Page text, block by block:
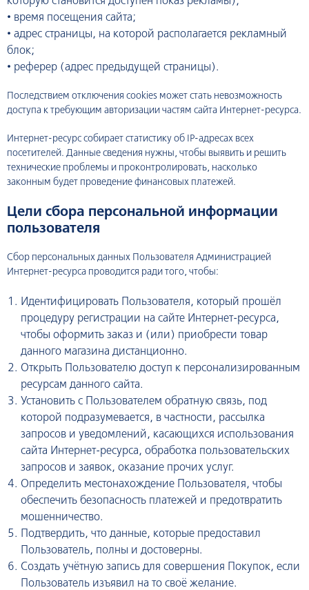
• время посещения сайта;
• адрес страницы, на которой располагается рекламный
блок;
• реферер (адрес предыдущей страницы).
Последствием отключения cookies может стать невозможность
доступа к требующим авторизации частям сайта Интернет-ресурса.
Интернет-ресурс собирает статистику об IP-адресах всех
посетителей. Данные сведения нужны, чтобы выявить и решить
технические проблемы и проконтролировать, насколько
законным будет проведение финансовых платежей.
Цели сбора персональной информации
пользователя
Сбор персональных данных Пользователя Администрацией
Интернет-ресурса проводится ради того, чтобы:
Идентифицировать Пользователя, который прошёл
процедуру регистрации на сайте Интернет-ресурса,
чтобы оформить заказ и (или) приобрести товар
данного магазина дистанционно.
Открыть Пользователю доступ к персонализированным
ресурсам данного сайта.
Установить с Пользователем обратную связь, под
которой подразумевается, в частности, рассылка
запросов и уведомлений, касающихся использования
сайта Интернет-ресурса, обработка пользовательских
запросов и заявок, оказание прочих услуг.
Определить местонахождение Пользователя, чтобы
обеспечить безопасность платежей и предотвратить
мошенничество.
Подтвердить, что данные, которые предоставил
Пользователь, полны и достоверны.
Создать учётную запись для совершения Покупок, если
Пользователь изъявил на то своё желание.